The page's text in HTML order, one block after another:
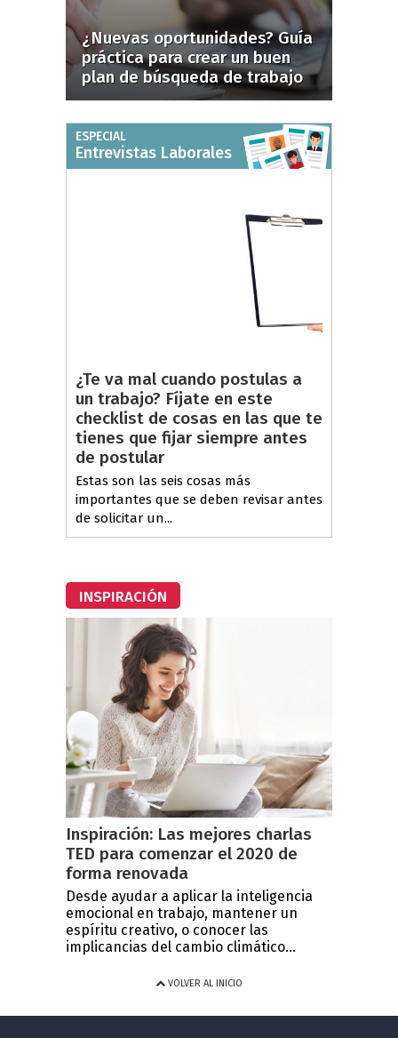
¿Nuevas oportunidades? Guía
práctica para crear un buen
plan de búsqueda de trabajo
ESPECIAL
Entrevistas Laborales
¿Te va mal cuando postulas a
un trabajo? Fíjate en este
checklist de cosas en las que te
tienes que fijar siempre antes
de postular
Estas son las seis cosas más
importantes que se deben revisar antes
de solicitar un...
INSPIRACIÓN
Inspiración: Las mejores charlas
TED para comenzar el 2020 de
forma renovada
Desde ayudar a aplicar la inteligencia
emocional en trabajo, mantener un
espíritu creativo, o conocer las
implicancias del cambio climático...
VOLVER AL INICIO